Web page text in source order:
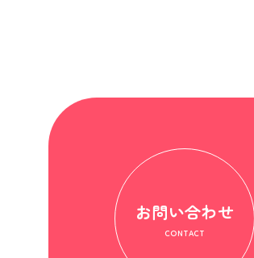
お問い合わせ
CONTACT